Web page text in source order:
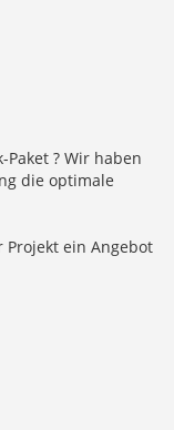
? Wir haben
die optimale
ein Angebot